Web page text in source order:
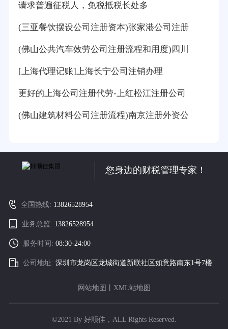
请求普遍征税人，免税抵税长处多
(三亚餐饮摆设公司注册资本)张家港公司注册
(佛山公共汽车效劳公司注册流程和用度)四川
[上海代理记账]上海长宁公司注销办理
更好的上海公司注册代劳-上红松江注册公司
(佛山建筑材料公司注册流程)南京注册外资公
您身边的财税管理专家！
全国热线: 13826528954
业务总监: 13826528954
服务时间:08:30-24:00
公司地址:深圳市龙岗区龙城街道新联社区如意路南东1号7楼
网站地图 XML站地图
©2021 By 好顺佳，ALL Rights Reserved.